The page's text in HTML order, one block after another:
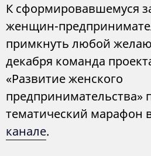
К сформировавшемуся
женщин-
примкнуть любой
декабря команда
«Развитие женского
предпринимательства»
тематический марафон
канале.